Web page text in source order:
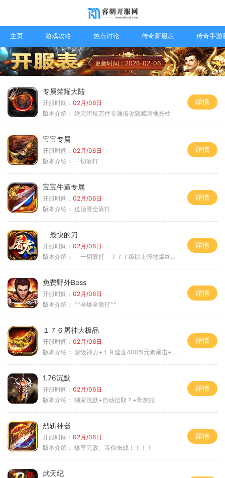
主页 游戏攻略 热点讨论 传奇新服表 传奇手游
更新时间：2026-02-06
专属荣耀大陆
开服时间： 02月/06日
版本介绍： 绝无暗坑万件专属倍攻隐藏满地光柱
详情
宝宝专属
开服时间： 02月/06日
版本介绍： 一切靠打
详情
宝宝牛逼专属
开服时间： 02月/06日
版本介绍： 送顶赞全靠打
详情
最快的刀
开服时间： 02月/06日
版本介绍：
一切靠打 ７７７级以上怪物爆终极
详情
免费野外Boss
开服时间： 02月/06日
版本介绍： ^^全爆全靠打^^
详情
１７６屠神大极品
开服时间： 02月/06日
版本介绍： 超级神力+１９速度400%元素暴击+６６
详情
1.76沉默
开服时间： 02月/06日
版本介绍： 独家沉默+自动拾取？+骨灰服
详情
烈斩神器
开服时间： 02月/06日
版本介绍： 爆率无敌、等你来战！！！！
详情
武天纪